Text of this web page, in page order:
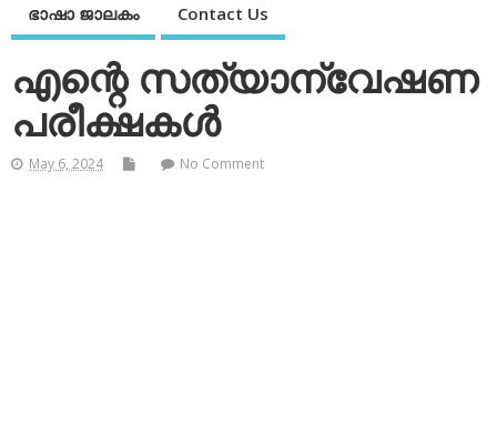
ഭാഷാ ജാലകം Contact Us
എന്റെ സത്യാന്വേഷണ
പരീക്ഷകള്‍
May 6, 2024 No Comment